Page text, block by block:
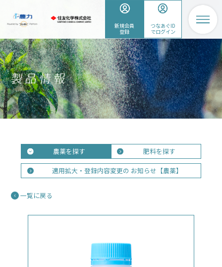
新規会員
登録
つなあぐID
でログイン
農薬を探す 肥料を探す
適用拡大・登録内容変更の お知らせ【農薬】
一覧に戻る